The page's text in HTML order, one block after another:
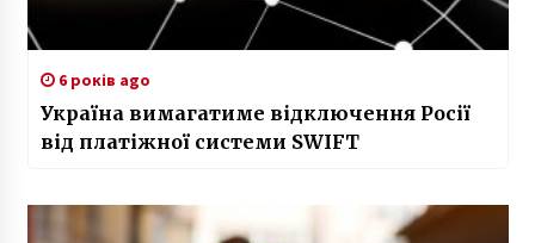
6 років ago
Україна вимагатиме відключення Росії
від платіжної системи SWIFT